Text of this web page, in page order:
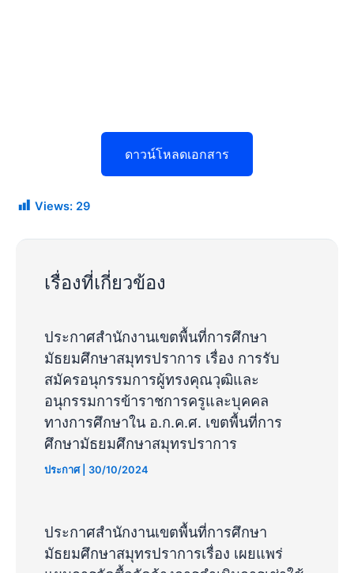
ดาวน์โหลดเอกสาร
Views: 29
เรื่องที่เกี่ยวข้อง
ประกาศสำนักงานเขตพื้นที่การศึกษา
มัธยมศึกษาสมุทรปราการ เรื่อง การรับ
สมัครอนุกรรมการผู้ทรงคุณวุฒิและ
อนุกรรมการข้าราชการครูและบุคคล
ทางการศึกษาใน อ.ก.ค.ศ. เขตพื้นที่การ
ศึกษามัธยมศึกษาสมุทรปราการ
ประกาศ| 30/10/2024
ประกาศสำนักงานเขตพื้นที่การศึกษา
มัธยมศึกษาสมุทรปราการเรื่อง เผยแพร่